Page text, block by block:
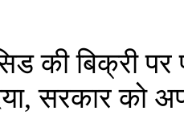
की बिक्री
सरकार को